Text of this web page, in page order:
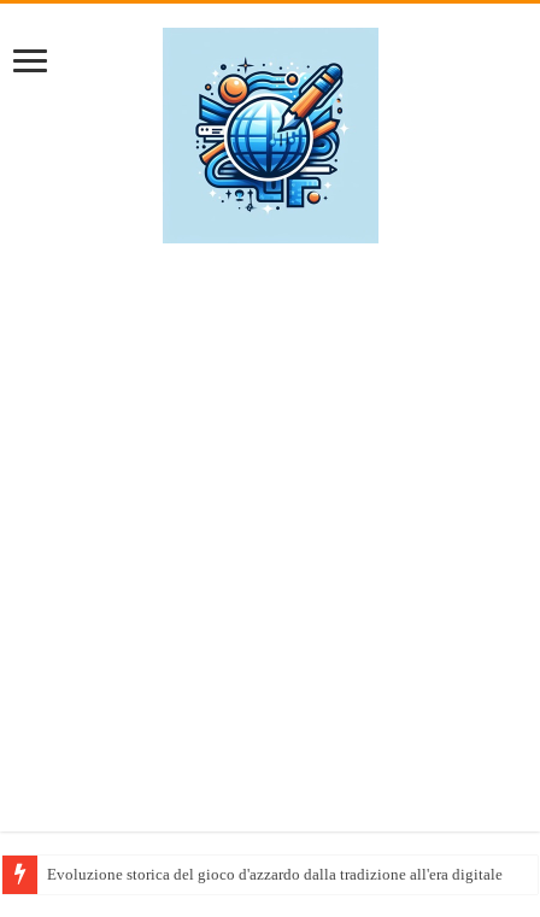
Evoluzione storica del gioco d'azzardo dalla tradizione all'era digitale